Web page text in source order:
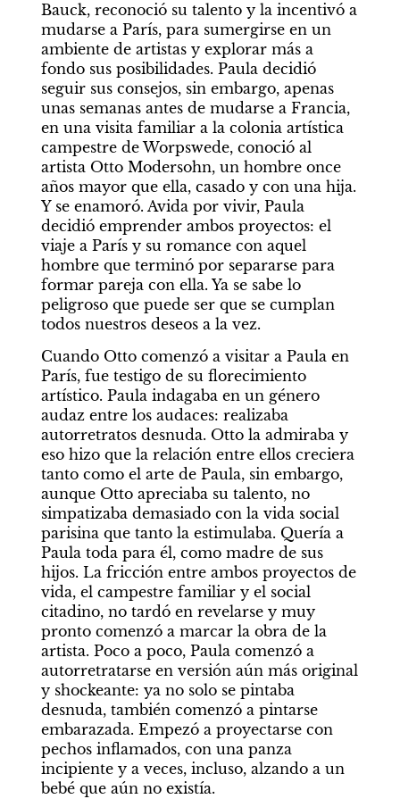
Bauck, reconoció su talento y la incentivó a
mudarse a París, para sumergirse en un
ambiente de artistas y explorar más a
fondo sus posibilidades. Paula decidió
seguir sus consejos, sin embargo, apenas
unas semanas antes de mudarse a Francia,
en una visita familiar a la colonia artística
campestre de Worpswede, conoció al
artista Otto Modersohn, un hombre once
años mayor que ella, casado y con una hija.
Y se enamoró. Avida por vivir, Paula
decidió emprender ambos proyectos: el
viaje a París y su romance con aquel
hombre que terminó por separarse para
formar pareja con ella. Ya se sabe lo
peligroso que puede ser que se cumplan
todos nuestros deseos a la vez.
Cuando Otto comenzó a visitar a Paula en
París, fue testigo de su florecimiento
artístico. Paula indagaba en un género
audaz entre los audaces: realizaba
autorretratos desnuda. Otto la admiraba y
eso hizo que la relación entre ellos creciera
tanto como el arte de Paula, sin embargo,
aunque Otto apreciaba su talento, no
simpatizaba demasiado con la vida social
parisina que tanto la estimulaba. Quería a
Paula toda para él, como madre de sus
hijos. La fricción entre ambos proyectos de
vida, el campestre familiar y el social
citadino, no tardó en revelarse y muy
pronto comenzó a marcar la obra de la
artista. Poco a poco, Paula comenzó a
autorretratarse en versión aún más original
y shockeante: ya no solo se pintaba
desnuda, también comenzó a pintarse
embarazada. Empezó a proyectarse con
pechos inflamados, con una panza
incipiente y a veces, incluso, alzando a un
bebé que aún no existía.